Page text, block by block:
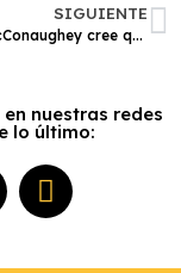
SIGUIENTE
Matthew McConaughey cree que Woody Harrelson podría ser su hermano de sangre
nuestras redes
lo último: